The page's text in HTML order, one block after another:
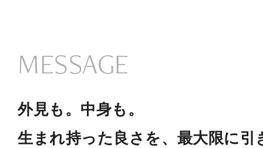
MESSAGE
外見も。中身も。
生まれ持った良さを、最大限に引